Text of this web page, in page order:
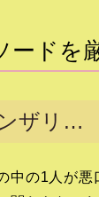
ドを
ザリ…
の1人が悪